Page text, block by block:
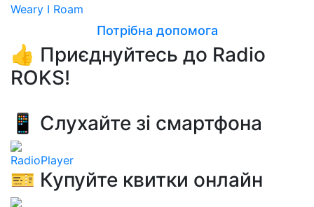
Weary I Roam
Потрібна допомога
👍 Приєднуйтесь до Radio
ROKS!
📱 Слухайте зі смартфона
RadioPlayer
🎫 Купуйте квитки онлайн